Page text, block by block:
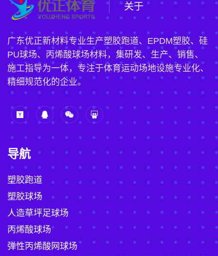
关于
广东优正新材料专业生产塑胶跑道、EPDM塑胶、硅
PU球场、丙烯酸球场材料，集研发、生产、销售、
施工指导为一体，专注于体育运动场地设施专业化、
精细规范化的企业。
导航
塑胶跑道
塑胶球场
人造草坪足球场
丙烯酸球场
弹性丙烯酸网球场